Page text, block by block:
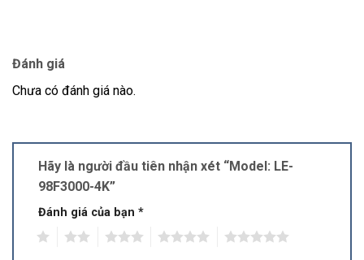
Đánh giá
Chưa có đánh giá nào.
Hãy là người đầu tiên nhận xét “Model: LE-
98F3000-4K”
Đánh giá của bạn *